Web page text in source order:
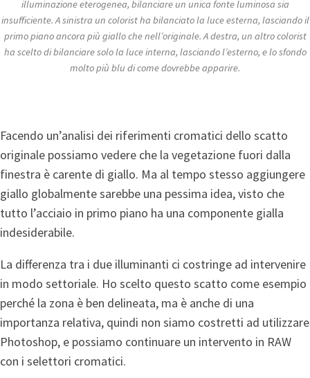
illuminazione eterogenea, bilanciare un unica fonte luminosa sia
insufficiente. A sinistra un colorist ha bilanciato la luce esterna, lasciando il
primo piano ancora più giallo che nell’originale. A destra, un altro colorist
ha scelto di bilanciare solo la luce interna, lasciando l’esterno, e lo sfondo
molto più blu di come dovrebbe apparire.
Facendo un’analisi dei riferimenti cromatici dello scatto
originale possiamo vedere che la vegetazione fuori dalla
finestra è carente di giallo. Ma al tempo stesso aggiungere
giallo globalmente sarebbe una pessima idea, visto che
tutto l’acciaio in primo piano ha una componente gialla
indesiderabile.
La differenza tra i due illuminanti ci costringe ad intervenire
in modo settoriale. Ho scelto questo scatto come esempio
perché la zona è ben delineata, ma è anche di una
importanza relativa, quindi non siamo costretti ad utilizzare
Photoshop, e possiamo continuare un intervento in RAW
con i selettori cromatici.